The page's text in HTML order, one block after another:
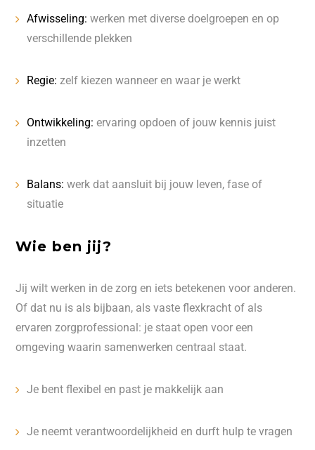
Afwisseling: werken met diverse doelgroepen en op
verschillende plekken
Regie: zelf kiezen wanneer en waar je werkt
Ontwikkeling: ervaring opdoen of jouw kennis juist
inzetten
Balans: werk dat aansluit bij jouw leven, fase of
situatie
Wie ben jij?
Jij wilt werken in de zorg en iets betekenen voor anderen.
Of dat nu is als bijbaan, als vaste flexkracht of als
ervaren zorgprofessional: je staat open voor een
omgeving waarin samenwerken centraal staat.
Je bent flexibel en past je makkelijk aan
Je neemt verantwoordelijkheid en durft hulp te vragen